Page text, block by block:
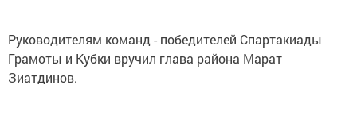
Руководителям команд - победителей Спартакиады
Грамоты и Кубки вручил глава района Марат
Зиатдинов.